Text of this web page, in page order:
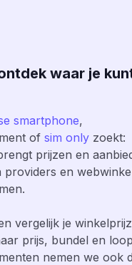
waar je
smartphone,
of sim only zoekt:
prijzen en
providers en
vergelijk je
prijs, bundel en
nemen we ook